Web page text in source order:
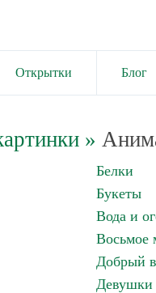
Открытки Блог
»
Белки
Букеты
Вода и
Восьмое
Добрый
Девушки